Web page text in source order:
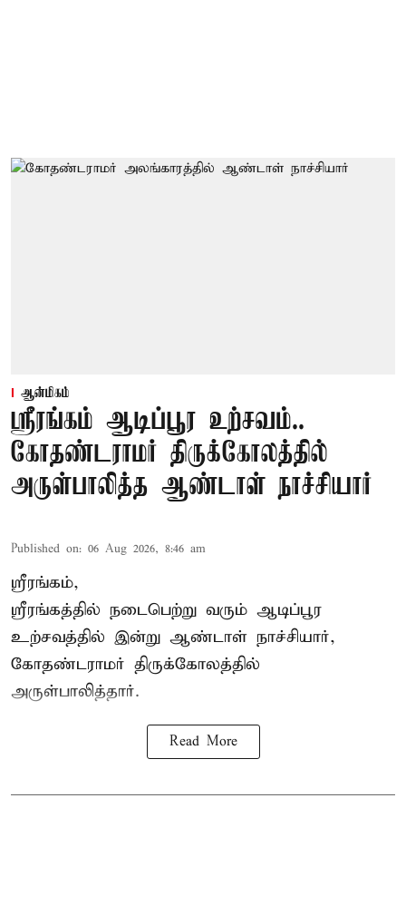
ஆன்மிகம்
ஸ்ரீரங்கம் ஆடிப்பூர உற்சவம்..
கோதண்டராமர் திருக்கோலத்தில்
அருள்பாலித்த ஆண்டாள் நாச்சியார்
Published on: 06 Aug 2026, 8:46 am
ஸ்ரீரங்கம்,
ஸ்ரீரங்கத்தில் நடைபெற்று வரும் ஆடிப்பூர
உற்சவத்தில் இன்று ஆண்டாள் நாச்சியார்,
கோதண்டராமர் திருக்கோலத்தில்
அருள்பாலித்தார்.
Read More